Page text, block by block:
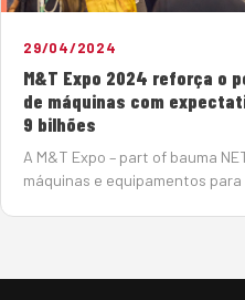
29/04/2024
M&T Expo 2024 reforça o
de máquinas com
9 bilhões
A M&T Expo – part of bauma
máquinas e equipamentos